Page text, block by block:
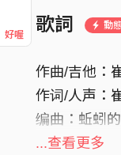
好喔
歌詞 動
作曲/吉他：
作词/人声：
编曲：蚯蚓
录音/混音：
...查看更多